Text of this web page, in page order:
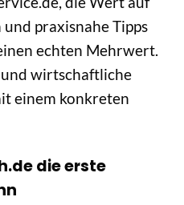
praxisnahe Tipps
echten Mehrwert.
wirtschaftliche
einem konkreten
die erste